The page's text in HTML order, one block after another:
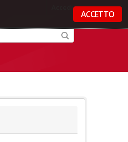
ACCETTO